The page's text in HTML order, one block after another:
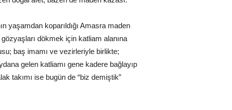
yaşamdan koparıldığı Amasra maden
dökmek için katliam alanına
baş imamı ve vezirleriyle birlikte;
gelen katliamı gene kadere bağlayıp
takımı ise bugün de “biz demiştik”